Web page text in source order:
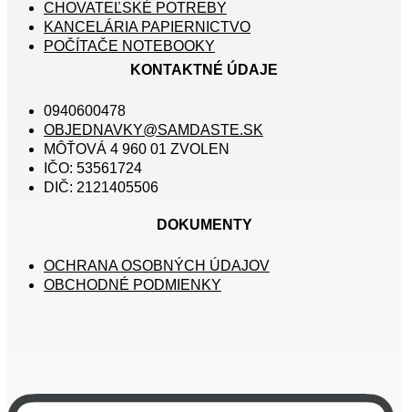
CHOVATEĽSKÉ POTREBY
KANCELÁRIA PAPIERNICTVO
POČÍTAČE NOTEBOOKY
KONTAKTNÉ ÚDAJE
0940600478
OBJEDNAVKY@SAMDASTE.SK
MÔŤOVÁ 4 960 01 ZVOLEN
IČO: 53561724
DIČ: 2121405506
DOKUMENTY
OCHRANA OSOBNÝCH ÚDAJOV
OBCHODNÉ PODMIENKY